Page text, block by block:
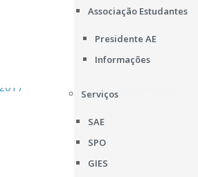
Associação Estudantes
Presidente AE
Informações
Serviços
SAE
SPO
GIES
Super Lua